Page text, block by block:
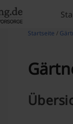
Startseite /